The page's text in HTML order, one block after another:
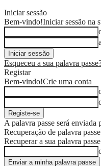
Iniciar sessão
Bem-vindo!Iniciar sessão na
Esqueceu a sua palavra
Registar
Bem-vindo!Crie uma conta
A palavra passe será enviada
Recuperação de palavra passe
Recuperar a sua palavra passe